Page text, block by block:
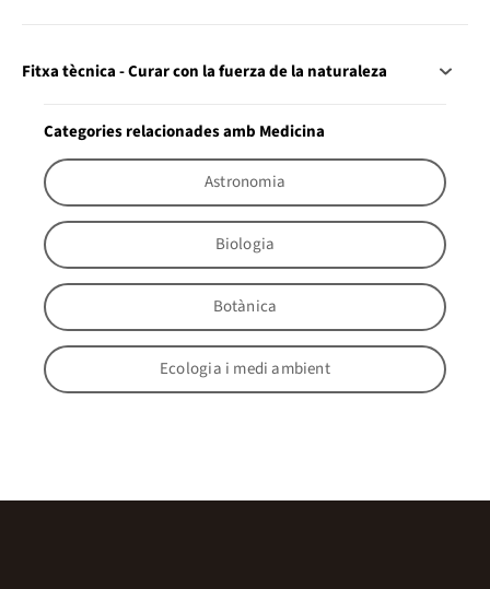
Fitxa tècnica - Curar con la fuerza de la naturaleza
Categories relacionades amb Medicina
Astronomia
Biologia
Botànica
Ecologia i medi ambient